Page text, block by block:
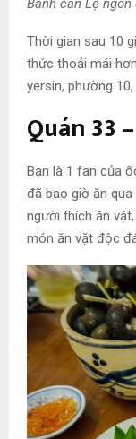
Bánh căn Lệ ngon
Thời gian sau 10
thức thoải mái
yersin, phường
Quán 33
Bạn là 1 fan của
đã bao giờ ăn
người thích ăn
món ăn vặt độc